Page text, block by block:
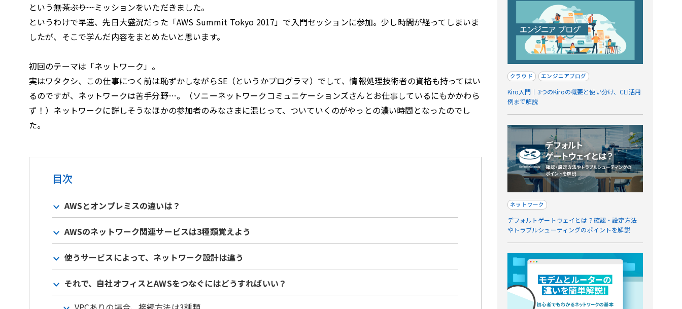
という無茶ぶり…ミッションをいただきました。
というわけで早速、先日大盛況だった「AWS Summit Tokyo 2017」で入門セッションに参加。少し時間が経ってしまいま
したが、そこで学んだ内容をまとめたいと思います。
初回のテーマは「ネットワーク」。
実はワタクシ、この仕事につく前は恥ずかしながらSE（というかプログラマ）でして、情報処理技術者の資格も持ってはい
るのですが、ネットワークは苦手分野…。（ソニーネットワークコミュニケーションズさんとお仕事しているにもかかわら
ず！）ネットワークに詳しそうなほかの参加者のみなさまに混じって、ついていくのがやっとの濃い時間となったのでし
た。
目次
AWSとオンプレミスの違いは？
AWSのネットワーク関連サービスは3種類覚えよう
使うサービスによって、ネットワーク設計は違う
それで、自社オフィスとAWSをつなぐにはどうすればいい？
クラウド エンジニアブログ
Kiro入門｜3つのKiroの概要と使い分け、CLI活用
例まで解説
ネットワーク
デフォルトゲートウェイとは？確認・設定方法
やトラブルシューティングのポイントを解説